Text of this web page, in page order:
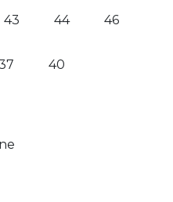
43 44 46
40